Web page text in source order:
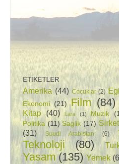
ETIKETLER
Amerika (44) Cocuklar (2)
Ekonomi (21) Film (84)
Kitap (40) Lara (1) Muzik
Politika (11) Saglik (17) Sirket
(31)
Suudi Arabistan (6)
Teknoloji (80)
Yasam (135) Yemek